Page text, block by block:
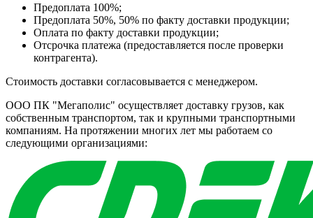
Предоплата 100%;
Предоплата 50%, 50% по факту доставки продукции;
Оплата по факту доставки продукции;
Отсрочка платежа (предоставляется после проверки
контрагента).
Стоимость доставки согласовывается с менеджером.
ООО ПК "Мегаполис" осуществляет доставку грузов, как
собственным транспортом, так и крупными транспортными
компаниям. На протяжении многих лет мы работаем со
следующими организациями: